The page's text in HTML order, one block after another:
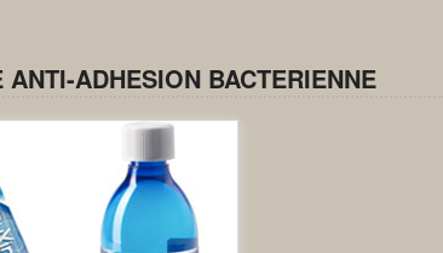
ADHESION BACTERIENNE